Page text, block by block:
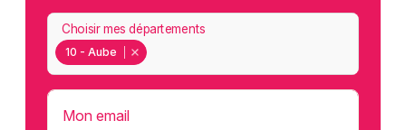
10 - Aube
Choisir mes départements
Mon email